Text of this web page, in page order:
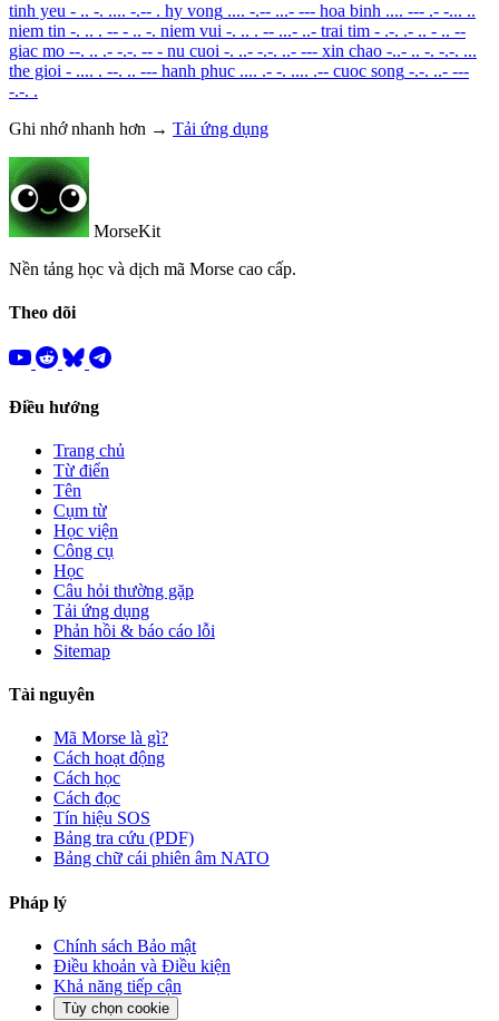
tinh yeu - .. -. .... -.-- . hy vong .... -.-- ...- --- hoa binh .... --- .- -... ..
niem tin -. .. . -- - .. -. niem vui -. .. . -- ...- ..- trai tim - .-. .- .. - .. --
giac mo --. .. .- -.-. -- - nu cuoi -. ..- -.-. ..- --- xin chao -..- .. -. -.-. ...
the gioi - .... . --. .. --- hanh phuc .... .- -. .... .-- cuoc song -.-. ..- ---
-.-. .
Ghi nhớ nhanh hơn → Tải ứng dụng
MorseKit
Nền tảng học và dịch mã Morse cao cấp.
Theo dõi
Điều hướng
Trang chủ
Từ điển
Tên
Cụm từ
Học viện
Công cụ
Học
Câu hỏi thường gặp
Tải ứng dụng
Phản hồi & báo cáo lỗi
Sitemap
Tài nguyên
Mã Morse là gì?
Cách hoạt động
Cách học
Cách đọc
Tín hiệu SOS
Bảng tra cứu (PDF)
Bảng chữ cái phiên âm NATO
Pháp lý
Chính sách Bảo mật
Điều khoản và Điều kiện
Khả năng tiếp cận
Tùy chọn cookie